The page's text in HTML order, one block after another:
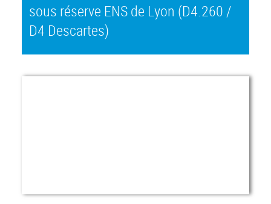
sous réserve ENS de Lyon (D4.260 /
D4 Descartes)